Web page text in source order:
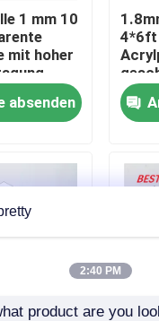
Angebot
1 mm 10
mit hoher
absenden
4*6ft
2:40 PM
product are you